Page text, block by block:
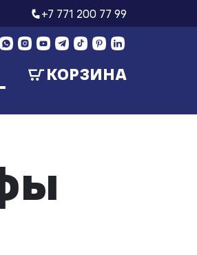
+7 771 200 77 99
КОРЗИНА